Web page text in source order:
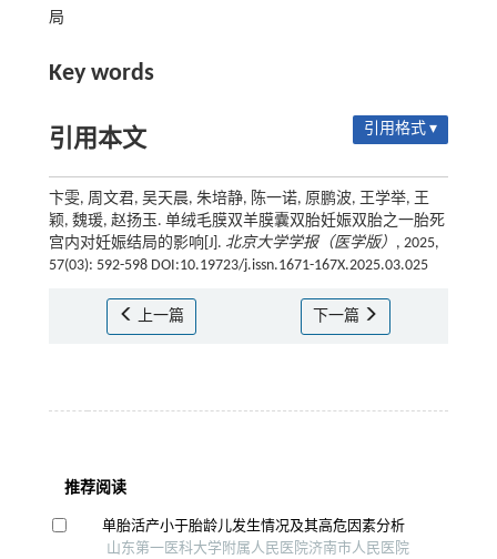
局
Key words
引用本文 引用格式 ▾
卞雯, 周文君, 吴天晨, 朱培静, 陈一诺, 原鹏波, 王学举, 王
颖, 魏瑗, 赵扬玉. 单绒毛膜双羊膜囊双胎妊娠双胎之一胎死
宫内对妊娠结局的影响[J]. 北京大学学报（医学版） , 2025,
57(03): 592-598 DOI:10.19723/j.issn.1671-167X.2025.03.025
上一篇 下一篇